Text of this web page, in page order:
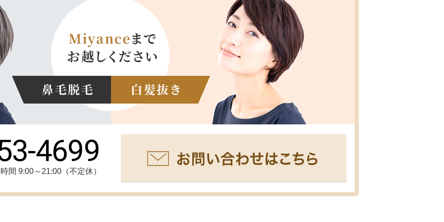
間 9:00～21:00（不定休）